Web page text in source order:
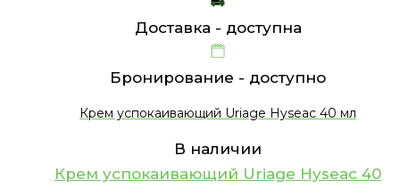
Доставка - доступна
Бронирование - доступно
Крем успокаивающий Uriage Hyseac 40 мл
В наличии
Крем успокаивающий Uriage Hyseac 40